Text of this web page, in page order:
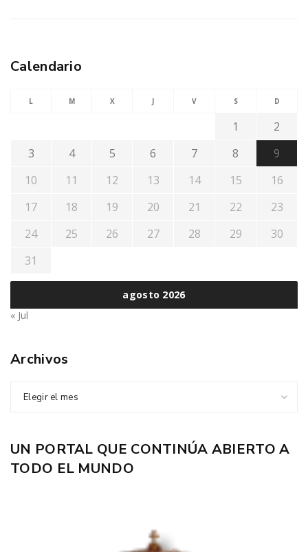
Calendario
agosto 2026
L M X J V S D
1
2
3
4 5 6 7 8
9
10
11 12 13 14 15
16
17
18 19 20 21 22
23
24
25 26 27 28 29
30
31
« Jul
Archivos
Elegir el mes
UN PORTAL QUE CONTINÚA ABIERTO A
TODO EL MUNDO